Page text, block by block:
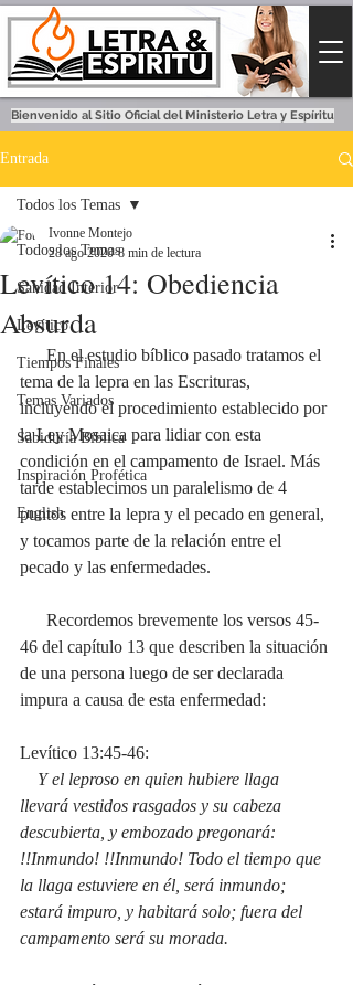
Bienvenido al Sitio Oficial del Ministerio Letra y Espíritu
Entrada
Todos los Temas
Sanidad Interior
Levítico
Tiempos Finales
Temas Variados
Sabiduría Bíblica
Inspiración Profética
English
Todos los Temas
Levítico 14: Obediencia
Absurda
Ivonne Montejo
28 ago 2020 8 min de lectura
      En el estudio bíblico pasado tratamos el
tema de la lepra en las Escrituras,
incluyendo el procedimiento establecido por
la Ley Mosaica para lidiar con esta
condición en el campamento de Israel. Más
tarde establecimos un paralelismo de 4
puntos entre la lepra y el pecado en general,
y tocamos parte de la relación entre el
pecado y las enfermedades.
46 del capítulo 13 que describen la situación
de una persona luego de ser declarada
impura a causa de esta enfermedad:
Levítico 13:45-46:
llevará vestidos rasgados y su cabeza
descubierta, y embozado pregonará:
!!Inmundo! !!Inmundo! Todo el tiempo que
la llaga estuviere en él, será inmundo;
estará impuro, y habitará solo; fuera del
campamento será su morada.